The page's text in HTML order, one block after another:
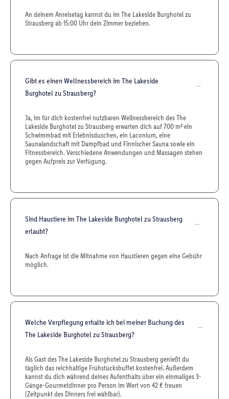
An deinem Anreisetag kannst du im The Lakeside Burghotel zu
Strausberg ab 15:00 Uhr dein Zimmer beziehen.
Gibt es einen Wellnessbereich im The Lakeside
Burghotel zu Strausberg?
Ja, im für dich kostenfrei nutzbaren Wellnessbereich des The
Lakeside Burghotel zu Strausberg erwarten dich auf 700 m² ein
Schwimmbad mit Erlebnisduschen, ein Laconium, eine
Saunalandschaft mit Dampfbad und Finnischer Sauna sowie ein
Fitnessbereich. Verschiedene Anwendungen und Massagen stehen
gegen Aufpreis zur Verfügung.
Sind Haustiere im The Lakeside Burghotel zu Strausberg
erlaubt?
Nach Anfrage ist die Mitnahme von Haustieren gegen eine Gebühr
möglich.
Welche Verpflegung erhalte ich bei meiner Buchung des
The Lakeside Burghotel zu Strausberg?
Als Gast des The Lakeside Burghotel zu Strausberg genießt du
täglich das reichhaltige Frühstücksbuffet kostenfrei. Außerdem
kannst du dich während deines Aufenthalts über ein einmaliges 3-
Gänge-Gourmetdinner pro Person im Wert von 42 € freuen
(Zeitpunkt des Dinners frei wählbar).